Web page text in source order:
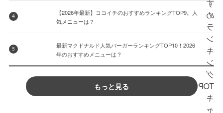
4
【2026年最新】ココイチのおすすめランキングTOP9。人
気メニューは？
5
最新マクドナルド人気バーガーランキングTOP10！2026
年のおすすめメニューは？
もっと見る